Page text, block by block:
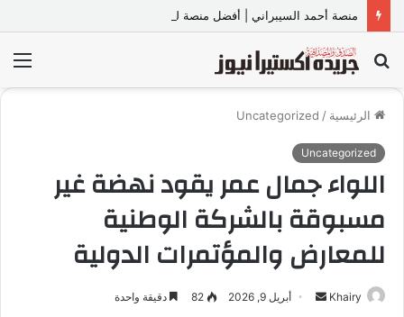
بحث
عن
الرئيسية /
Uncategorized
Uncategorized
اللواء جمال عمر يقود نهضة غير
مسبوقة بالشركة الوطنية
للمعارض والمؤتمرات الدولية
Khairy أبريل 9, 2026 82 دقيقة واحدة